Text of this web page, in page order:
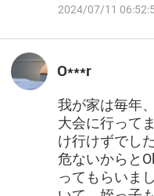
2024/07/11
O***r
我が家は毎年
大会に行って
け行けずでし
危ないからと
ってもらいま